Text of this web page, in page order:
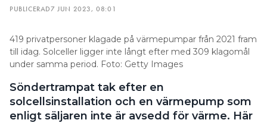
Hantera prenumeration
Lediga jobb
Annonsera
Läs E-tidningen
PUBLICERAD7 JUN 2023, 08:01
419 privatpersoner klagade på värmepumpar från 2021 fram
till idag. Solceller ligger inte långt efter med 309 klagomål
under samma period. Foto: Getty Images
Söndertrampat tak efter en
solcellsinstallation och en värmepump som
enligt säljaren inte är avsedd för värme. Här